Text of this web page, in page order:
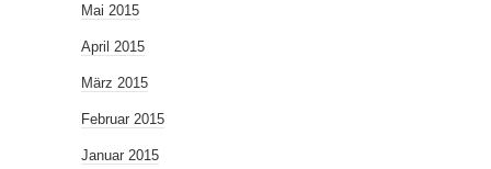
Mai 2015
April 2015
März 2015
Februar 2015
Januar 2015